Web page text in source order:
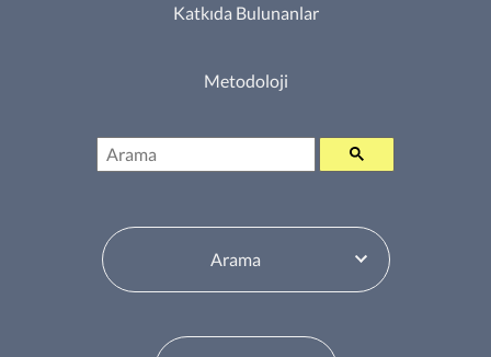
Katkıda Bulunanlar
Metodoloji
Arama
İçindekiler Tablosu Değiştiricisi